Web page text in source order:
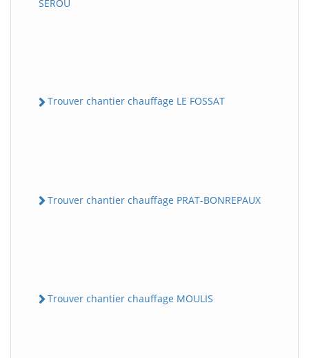
SEROU
Trouver chantier chauffage LE FOSSAT
Trouver chantier chauffage PRAT-BONREPAUX
Trouver chantier chauffage MOULIS